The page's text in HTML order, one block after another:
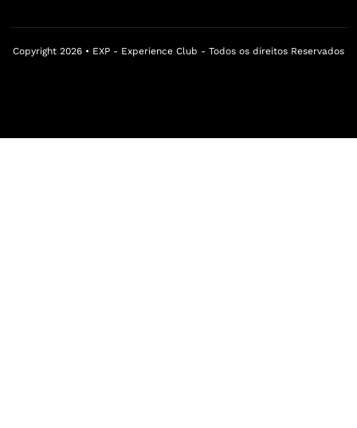
Copyright 2026 • EXP - Experience Club - Todos os direitos Reservados